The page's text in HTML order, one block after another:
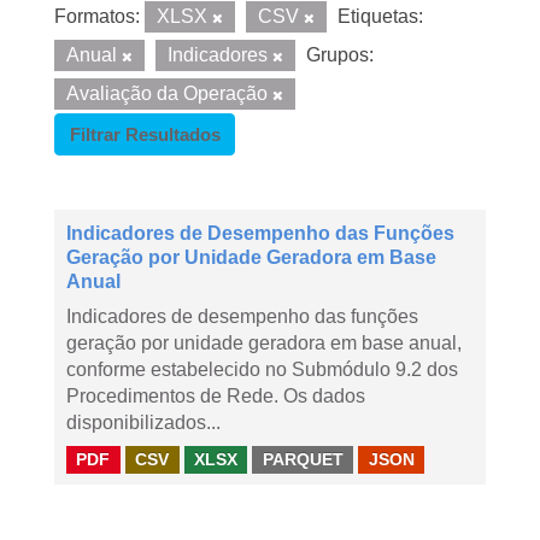
Formatos: XLSX CSV
Etiquetas:
Anual
Indicadores
Grupos:
Avaliação da Operação
Filtrar Resultados
Indicadores de Desempenho das Funções
Geração por Unidade Geradora em Base
Anual
Indicadores de desempenho das funções
geração por unidade geradora em base anual,
conforme estabelecido no Submódulo 9.2 dos
Procedimentos de Rede. Os dados
disponibilizados...
PDF CSV XLSX PARQUET JSON